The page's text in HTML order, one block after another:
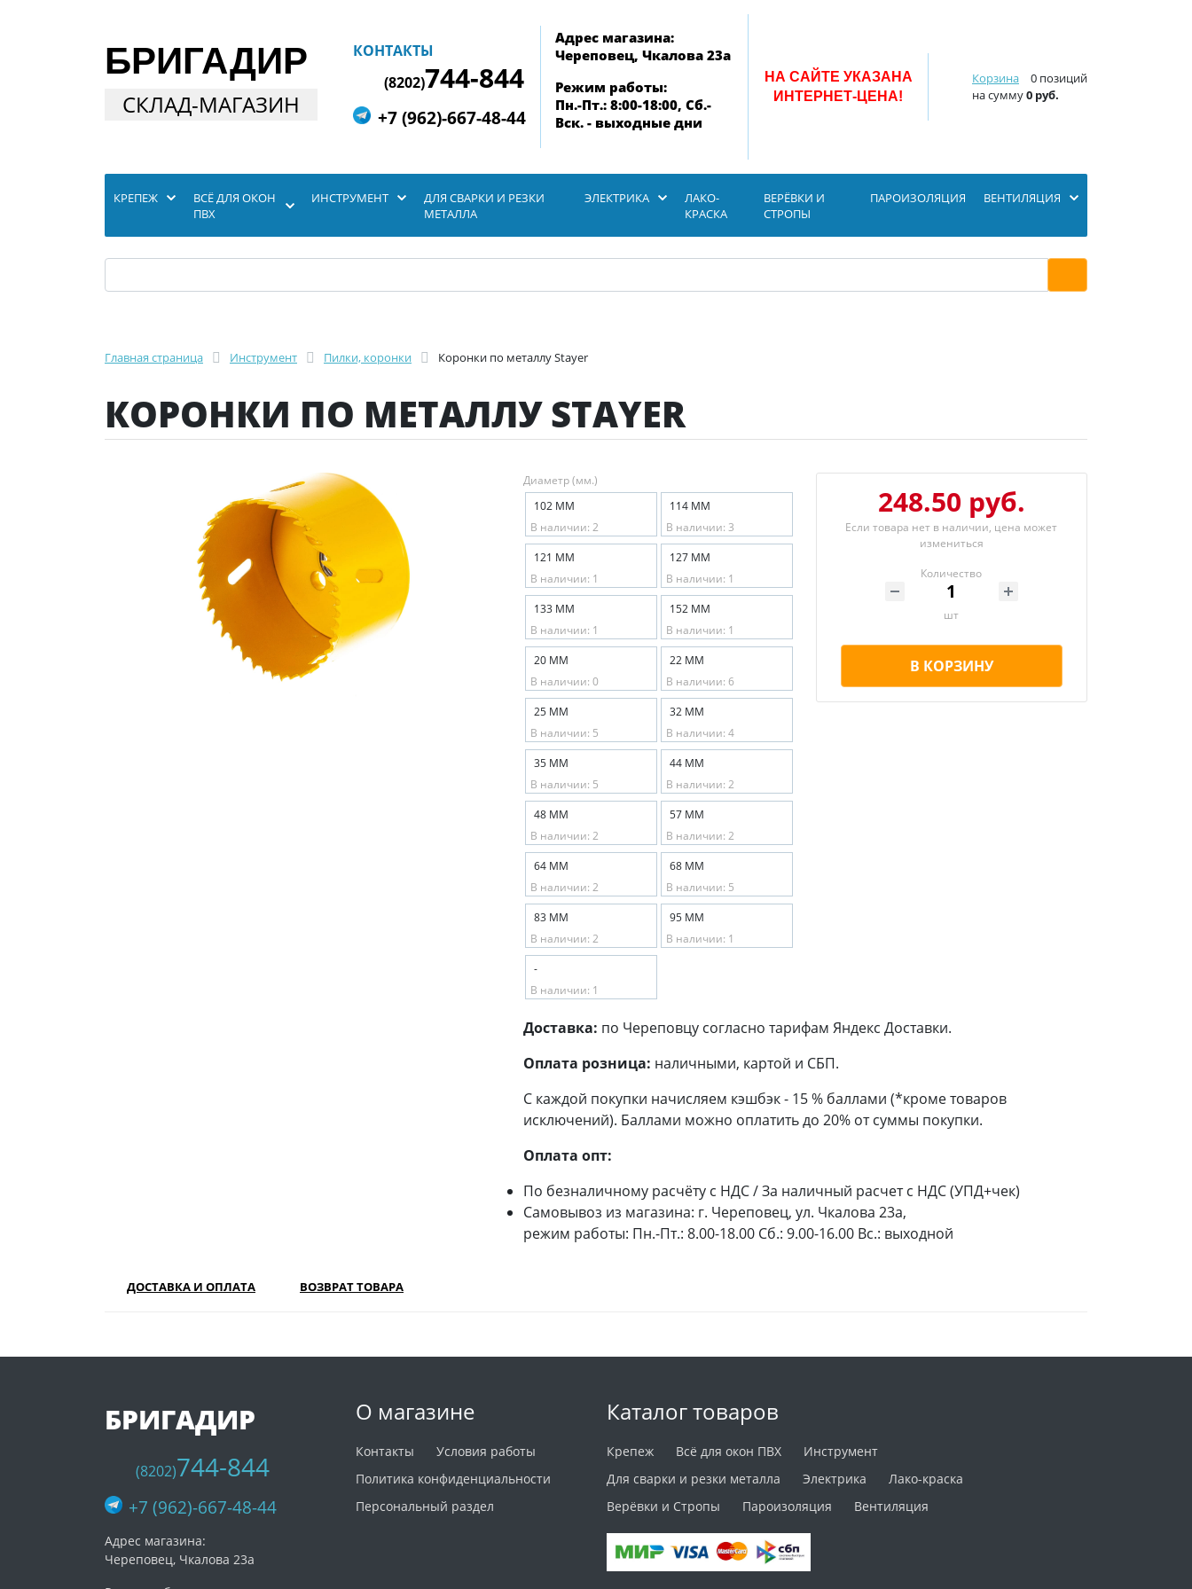
БРИГАДИР
СКЛАД-МАГАЗИН
Корзина
0 позиций
на сумму0 руб.
КОНТАКТЫ
(8202)744-844
+7 (962)-667-48-44
Адрес магазина:
Череповец, Чкалова 23а
Режим работы:
Пн.-Пт.: 8:00-18:00, Сб.-
Вск. - выходные дни
НА САЙТЕ УКАЗАНА
ИНТЕРНЕТ-ЦЕНА!
КРЕПЕЖ
ВСЁ ДЛЯ ОКОН
ПВХ
ИНСТРУМЕНТ
ДЛЯ СВАРКИ И РЕЗКИ
МЕТАЛЛА
ЭЛЕКТРИКА
ЛАКО-
КРАСКА
ВЕРЁВКИ И
СТРОПЫ
ПАРОИЗОЛЯЦИЯ ВЕНТИЛЯЦИЯ
Главная страница Инструмент Пилки, коронки Коронки по металлу Stayer
КОРОНКИ ПО МЕТАЛЛУ STAYER
Диаметр (мм.)
102 ММ
В наличии: 2
114 ММ
В наличии: 3
121 ММ
В наличии: 1
127 ММ
В наличии: 1
133 ММ
В наличии: 1
152 ММ
В наличии: 1
20 ММ
В наличии: 0
22 ММ
В наличии: 6
25 ММ
В наличии: 5
32 ММ
В наличии: 4
35 ММ
В наличии: 5
44 ММ
В наличии: 2
48 ММ
В наличии: 2
57 ММ
В наличии: 2
64 ММ
В наличии: 2
68 ММ
В наличии: 5
83 ММ
В наличии: 2
95 ММ
В наличии: 1
-
В наличии: 1
248.50 руб.
Если товара нет в наличии, цена может
измениться
Количество
шт
В КОРЗИНУ
Доставка: по Череповцу согласно тарифам Яндекс Доставки.
Оплата розница: наличными, картой и СБП.
С каждой покупки начисляем кэшбэк - 15 % баллами (*кроме товаров
исключений). Баллами можно оплатить до 20% от суммы покупки.
Оплата опт:
По безналичному расчёту с НДС / За наличный расчет с НДС (УПД+чек)
Самовывоз из магазина: г. Череповец, ул. Чкалова 23а,
режим работы: Пн.-Пт.: 8.00-18.00 Сб.: 9.00-16.00 Вс.: выходной
ДОСТАВКА И ОПЛАТА ВОЗВРАТ ТОВАРА
О магазине
Контакты
Условия работы
Политика конфиденциальности
Персональный раздел
Каталог товаров
Крепеж Всё для окон ПВХ
Инструмент
Для сварки и резки металла
Электрика
Лако-краска
Верёвки и Стропы
Пароизоляция Вентиляция
БРИГАДИР
(8202)744-844
+7 (962)-667-48-44
Адрес магазина:
Череповец, Чкалова 23а